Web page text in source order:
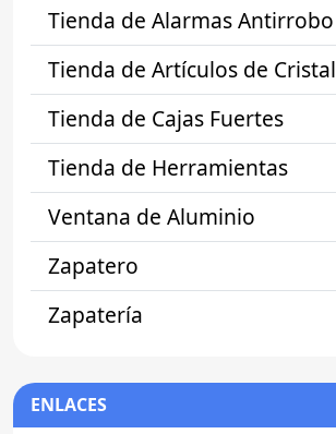
Tienda de Alarmas Antirrobo
Tienda de Artículos de Cristal
Tienda de Cajas Fuertes
Tienda de Herramientas
Ventana de Aluminio
Zapatero
Zapatería
ENLACES